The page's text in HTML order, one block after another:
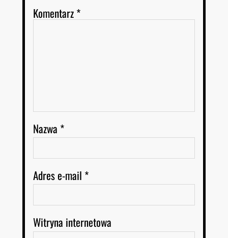
Komentarz*
Nazwa *
Adres e-mail *
Witryna internetowa